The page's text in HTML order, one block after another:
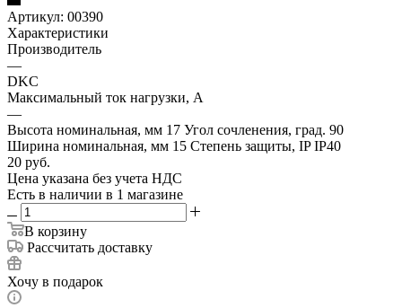
Артикул: 00390
Характеристики
Производитель
—
DKC
Максимальный ток нагрузки, А
—
Высота номинальная, мм 17 Угол сочленения, град. 90
Ширина номинальная, мм 15 Степень защиты, IP IP40
20 руб.
Цена указана без учета НДС
Есть в наличии в 1 магазине
В корзину
Рассчитать доставку
Хочу в подарок